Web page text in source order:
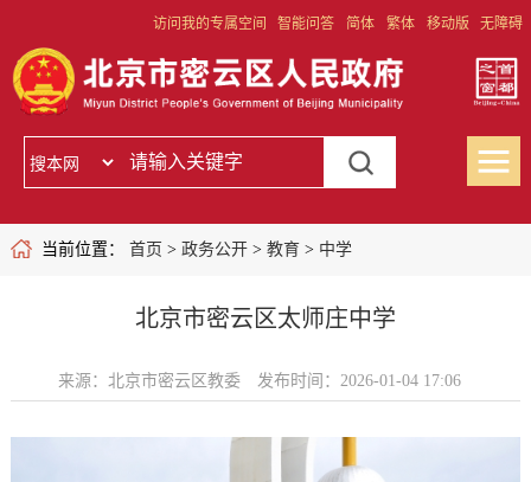
访问我的专属空间 智能问答 简体 繁体 移动版 无障碍
当前位置： 首页 > 政务公开> 教育> 中学
北京市密云区太师庄中学
来源：北京市密云区教委 发布时间：2026-01-04 17:06